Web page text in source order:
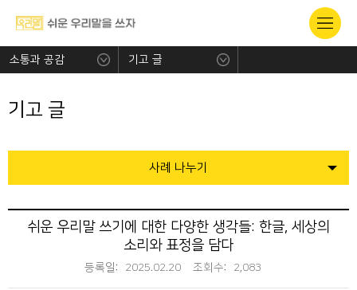
소통과 공감 기고 글
기고 글
사례 나누기
쉬운 우리말 쓰기에 대한 다양한 생각들: 한글, 세상의
소리와 표정을 담다
등록일: 2025.02.20 조회수: 2,083